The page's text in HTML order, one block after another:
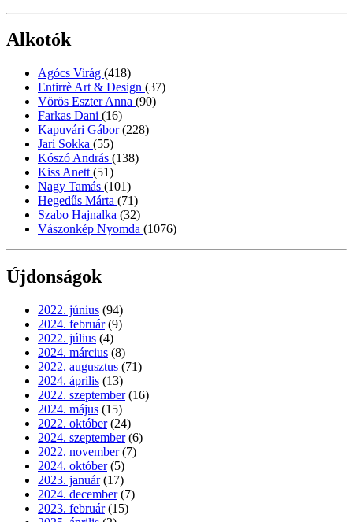
Alkotók
Agócs Virág (418)
Entirrè Art & Design (37)
Vörös Eszter Anna (90)
Farkas Dani (16)
Kapuvári Gábor(228)
Jari Sokka (55)
Kószó András (138)
Kiss Anett (51)
Nagy Tamás (101)
Hegedűs Márta (71)
Szabo Hajnalka (32)
Vászonkép Nyomda (1076)
Újdonságok
2022. június (94)
2024. február (9)
2022. július (4)
2024. március (8)
2022. augusztus (71)
2024. április (13)
2022. szeptember (16)
2024. május (15)
2022. október (24)
2024. szeptember (6)
2022. november (7)
2024. október (5)
2023. január (17)
2024. december (7)
2023. február (15)